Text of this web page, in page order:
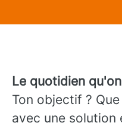
Le quotidien
Ton objectif ?
avec une solution